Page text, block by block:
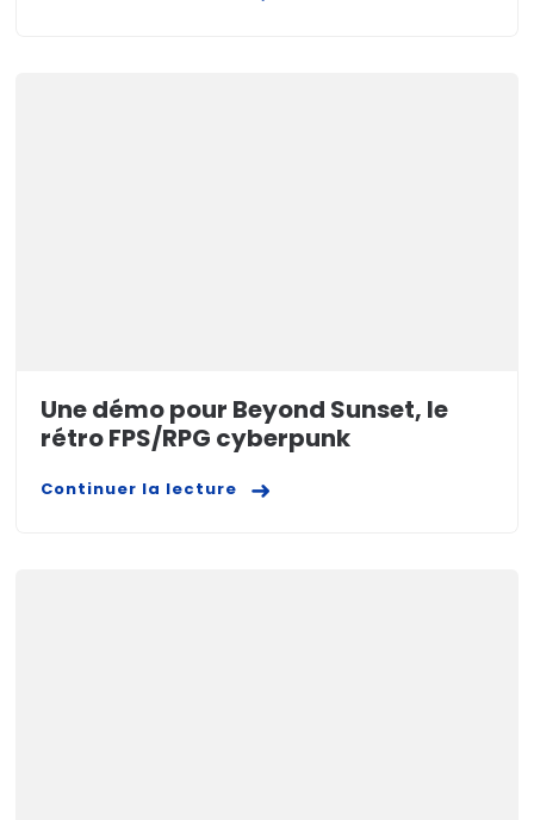
Une démo pour Beyond Sunset, le
rétro FPS/RPG cyberpunk
Continuer la lecture